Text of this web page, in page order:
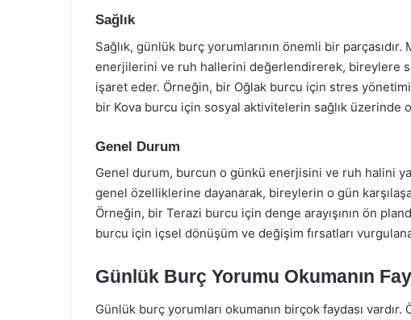
Sağlık
Sağlık, günlük burç yorumlarının önemli bir parçasıdır.
enerjilerini ve ruh hallerini değerlendirerek, bireylere
işaret eder. Örneğin, bir Oğlak burcu için stres
bir Kova burcu için sosyal aktivitelerin sağlık
Genel Durum
Genel durum, burcun o günkü enerjisini ve ruh halini
genel özelliklerine dayanarak, bireylerin o gün
Örneğin, bir Terazi burcu için denge arayışının ön
burcu için içsel dönüşüm ve değişim fırsatları
Günlük Burç Yorumu Okumanın
Günlük burç yorumları okumanın birçok faydası